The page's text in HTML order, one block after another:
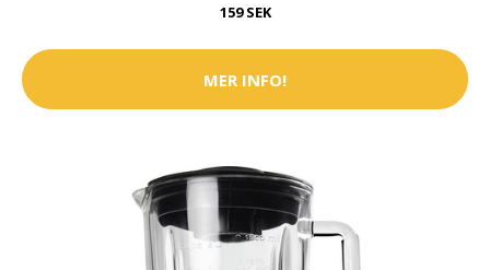
159 SEK
MER INFO!